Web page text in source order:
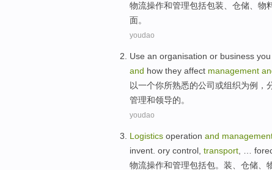
物流操作和管理包括包装 仓储 物
面。
youdao
Use an organisation or business you
and how they affect management
以一个你所熟悉的公司或组织为例，
管理和领导的。
youdao
Logistics operation and
invent. ory control transport
物流操作和管理包括包。装、 仓储